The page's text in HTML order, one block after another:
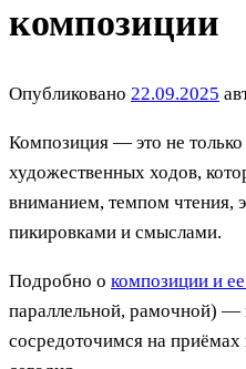
композиции
Опубликовано 22.09.2025
Композиция — это не
художественных ходов,
вниманием, темпом чтения,
пикировками и смыслами.
Подробно о композиции и
параллельной, рамочной) —
сосредоточимся на